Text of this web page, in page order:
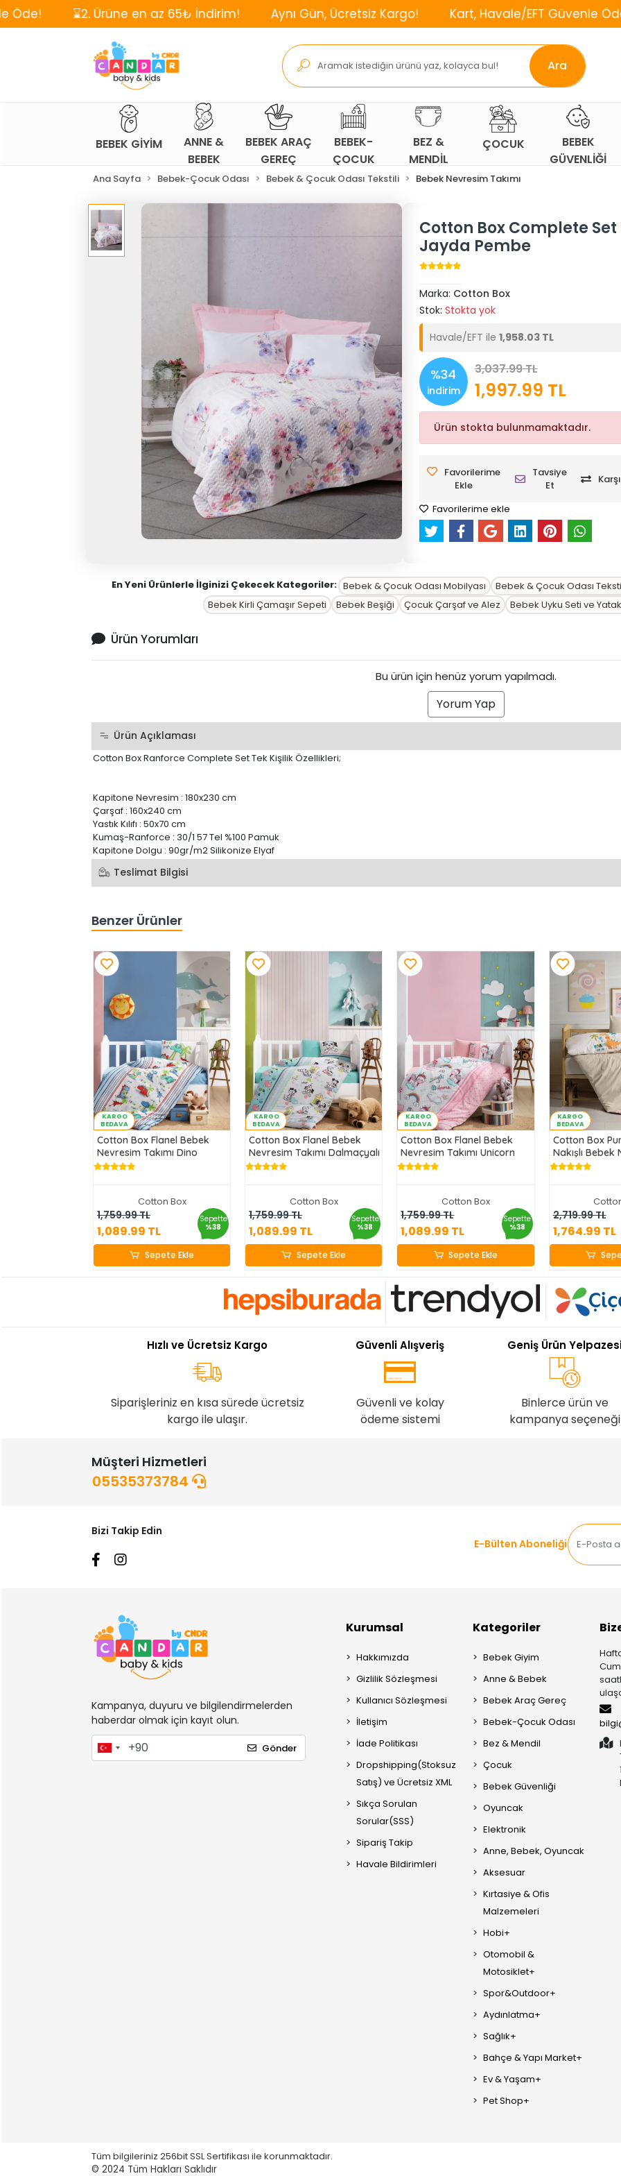
⌛2. Ürüne en az 65₺ İndirim! Aynı Gün, Ücretsiz Kargo! Kart, Havale/EFT Güvenle Öde! ⌛2.
Ara
BEBEK GİYİM
ANNE &
BEBEK
BEBEK ARAÇ
GEREÇ
BEBEK-
ÇOCUK
ODASI
BEZ &
MENDİL
ÇOCUK
BEBEK
GÜVENLİĞİ
Ana Sayfa Bebek-Çocuk Odası Bebek & Çocuk Odası Tekstili Bebek Nevresim Takımı
Cotton Box Complete Set
Jayda Pembe
Marka: Cotton Box
Stok: Stokta yok
Havale/EFT ile 1,958.03 TL
%34
indirim
3,037.99 TL
1,997.99 TL
Ürün stokta bulunmamaktadır.
Favorilerime
Ekle
Tavsiye
Et
Favorilerime ekle
En Yeni Ürünlerle İlginizi Çekecek Kategoriler: Bebek & Çocuk Odası Mobilyası Bebek & Çocuk Odası
Bebek Kirli Çamaşır Sepeti
Bebek Beşiği Çocuk Çarşaf ve Alez Bebek Uyku Seti ve
Ürün Yorumları
Bu ürün için henüz yorum yapılmadı.
Yorum Yap
Ürün Açıklaması
Cotton Box Ranforce Complete Set Tek Kişilik Özellikleri;
Kapitone Nevresim : 180x230 cm
Çarşaf : 160x240 cm
Yastık Kılıfı : 50x70 cm
Kumaş-Ranforce : 30/1 57 Tel %100 Pamuk
Kapitone Dolgu : 90gr/m2 Silikonize Elyaf
Teslimat Bilgisi
Benzer Ürünler
KARGO
BEDAVA
Cotton Box Flanel Bebek
Nevresim Takımı Dino
Cotton Box
1,759.99 TL
1,089.99 TL
Sepette
%38
1,089.99 TL
Sepete Ekle
Sepete Ekle
KARGO
BEDAVA
Cotton Box Flanel Bebek
Nevresim Takımı Dalmaçyalı
Cotton Box
1,759.99 TL
1,089.99 TL
Sepette
%38
1,089.99 TL
Sepete Ekle
Sepete Ekle
KARGO
BEDAVA
Cotton Box Flanel Bebek
Nevresim Takımı Unicorn
Cotton Box
1,759.99 TL
1,089.99 TL
Sepette
%38
1,089.99 TL
Sepete Ekle
Sepete Ekle
KARGO
BEDAVA
Cotton Box
Nakışlı Bebek
Takımı Kiddo
2,719.99 TL
1,764.99 TL
Hızlı ve Ücretsiz Kargo
Siparişleriniz en kısa sürede ücretsiz
kargo ile ulaşır.
Güvenli Alışveriş
Güvenli ve kolay
ödeme sistemi
Geniş Ürün
Binlerce ürün ve
kampanya seçeneği
Müşteri Hizmetleri
05535373784
Bizi Takip Edin
E-Bülten Aboneliği
Kampanya, duyuru ve bilgilendirmelerden
haberdar olmak için kayıt olun.
Gönder
Kurumsal
Hakkımızda
Gizlilik Sözleşmesi
Kullanıcı Sözleşmesi
İletişim
İade Politikası
Dropshipping(Stoksuz
Satış) ve Ücretsiz XML
Sıkça Sorulan
Sorular(SSS)
Sipariş Takip
Havale Bildirimleri
Kategoriler
Bebek Giyim
Anne & Bebek
Bebek Araç Gereç
Bebek-Çocuk Odası
Bez & Mendil
Çocuk
Bebek Güvenliği
Oyuncak
Elektronik
Anne, Bebek, Oyuncak
Aksesuar
Kırtasiye & Ofis
Malzemeleri
Hobi+
Otomobil &
Motosiklet+
Spor&Outdoor+
Aydınlatma+
Sağlık+
Bahçe & Yapı Market+
Ev & Yaşam+
Pet Shop+
Tüm bilgileriniz 256bit SSL Sertifikası ile korunmaktadır.
© 2024 Tüm Hakları Saklıdır